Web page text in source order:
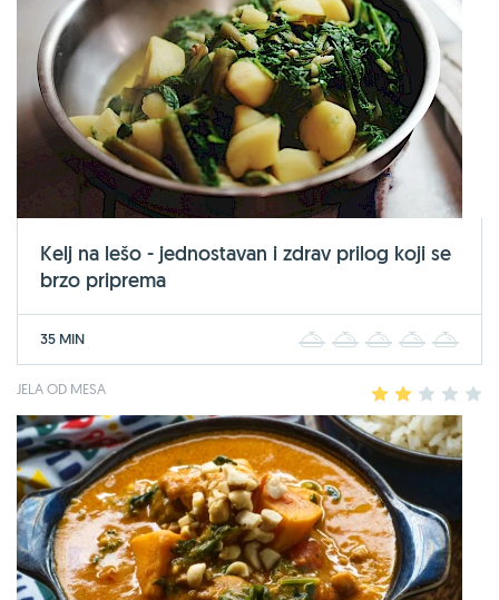
Kelj na lešo - jednostavan i zdrav prilog koji se
brzo priprema
35 MIN 2 3 4
JELA OD MESA 2 3 4